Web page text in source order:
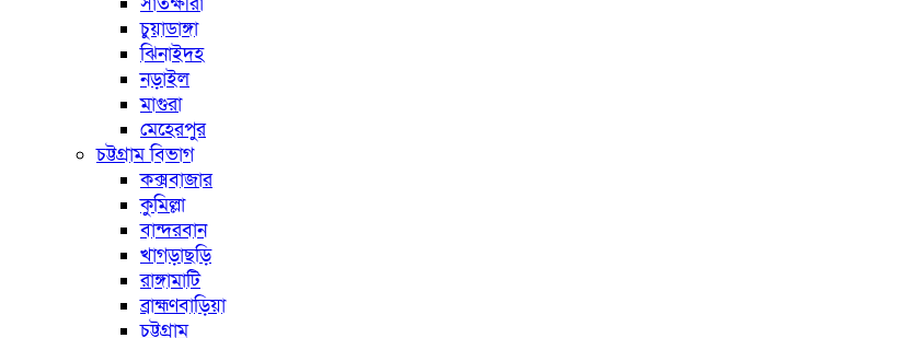
চুয়াডাঙ্গা
ঝিনাইদহ
নড়াইল
মাগুরা
মেহেরপুর
চট্টগ্রাম বিভাগ
কক্সবাজার
কুমিল্লা
বান্দরবান
খাগড়াছড়ি
রাঙ্গামাটি
ব্রাহ্মণবাড়িয়া
চট্টগ্রাম